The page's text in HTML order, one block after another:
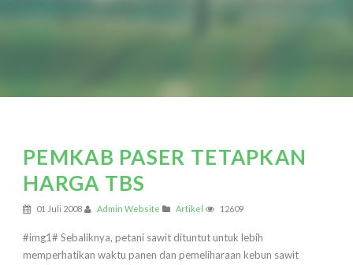
PEMKAB PASER TETAPKAN
HARGA TBS
01 Juli 2008 Admin Website Artikel 12609
#img1# Sebaliknya, petani sawit dituntut untuk lebih
memperhatikan waktu panen dan pemeliharaan kebun sawit